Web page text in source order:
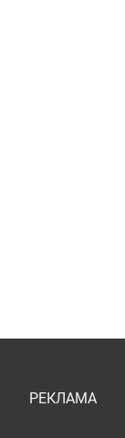
РЕКЛАМА